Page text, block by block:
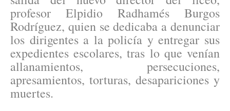
profesor Elpidio Radhamés Burgos
Rodríguez, quien se dedicaba a denunciar
los dirigentes a la policía y entregar sus
expedientes escolares, tras lo que venían
allanamientos, persecuciones,
apresamientos, torturas, desapariciones y
muertes.